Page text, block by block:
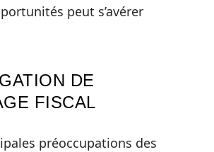
peut s’avérer
DE
FISCAL
préoccupations des